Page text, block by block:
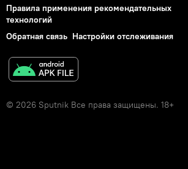
Правила применения рекомендательных
технологий
Обратная связь Настройки отслеживания
© 2026 Sputnik Все права защищены. 18+